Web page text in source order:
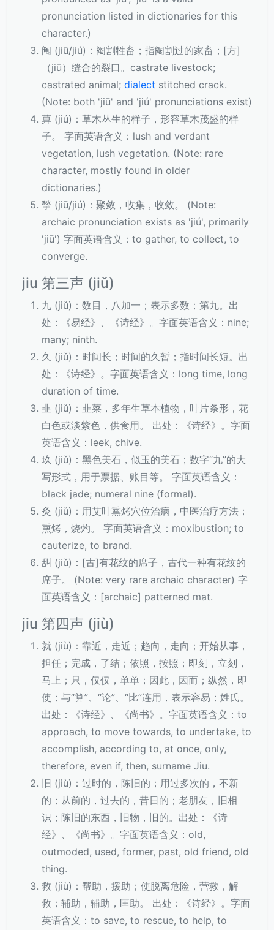
pronunciation listed in dictionaries for this
character.)
阄 (jiū/jiú)：阉割牲畜；指阉割过的家畜；[方]
（jiū）缝合的裂口。castrate livestock;
castrated animal; dialect stitched crack.
(Note: both 'jiū' and 'jiú' pronunciations exist)
萛 (jiú)：草木丛生的样子，形容草木茂盛的样
子。 字面英语含义：lush and verdant
vegetation, lush vegetation. (Note: rare
character, mostly found in older
dictionaries.)
揫 (jiū/jiú)：聚敛，收集，收敛。 (Note:
archaic pronunciation exists as 'jiú', primarily
'jiū') 字面英语含义：to gather, to collect, to
converge.
jiu 第三声 (jiǔ)
九 (jiǔ)：数目，八加一；表示多数；第九。出
处：《易经》、《诗经》。字面英语含义：nine;
many; ninth.
久 (jiǔ)：时间长；时间的久暂；指时间长短。出
处：《诗经》。字面英语含义：long time, long
duration of time.
韭 (jiǔ)：韭菜，多年生草本植物，叶片条形，花
白色或淡紫色，供食用。 出处：《诗经》。字面
英语含义：leek, chive.
玖 (jiǔ)：黑色美石，似玉的美石；数字“九”的大
写形式，用于票据、账目等。 字面英语含义：
black jade; numeral nine (formal).
灸 (jiǔ)：用艾叶熏烤穴位治病，中医治疗方法；
熏烤，烧灼。 字面英语含义：moxibustion; to
cauterize, to brand.
舏 (jiǔ)：[古]有花纹的席子，古代一种有花纹的
席子。 (Note: very rare archaic character) 字
面英语含义：[archaic] patterned mat.
jiu 第四声 (jiù)
就 (jiù)：靠近，走近；趋向，走向；开始从事，
担任；完成，了结；依照，按照；即刻，立刻，
马上；只，仅仅，单单；因此，因而；纵然，即
使；与“算”、“论”、“比”连用，表示容易；姓氏。
出处：《诗经》、《尚书》。字面英语含义：to
approach, to move towards, to undertake, to
accomplish, according to, at once, only,
therefore, even if, then, surname Jiu.
旧 (jiù)：过时的，陈旧的；用过多次的，不新
的；从前的，过去的，昔日的；老朋友，旧相
识；陈旧的东西，旧物，旧的。出处：《诗
经》、《尚书》。字面英语含义：old,
outmoded, used, former, past, old friend, old
thing.
救 (jiù)：帮助，援助；使脱离危险，营救，解
救；辅助，辅助，匡助。 出处：《诗经》。字面
英语含义：to save, to rescue, to help, to